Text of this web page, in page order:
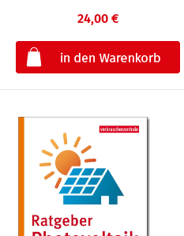
24,00 €